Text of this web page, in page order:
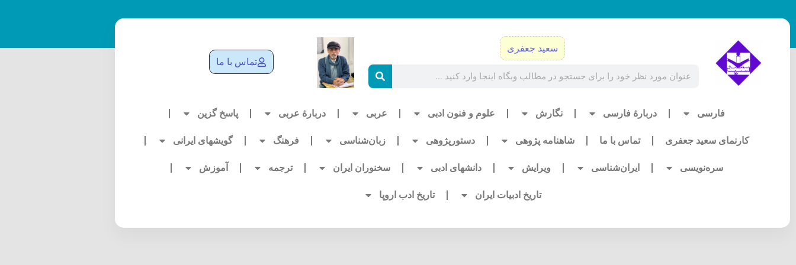
به
سعید جعفری
تماس با ما
فارسی دربارۀ فارسی نگارش علوم و فنون ادبی عربی دربارۀ عربی پاسخ گزین
کارنمای سعید جعفری تماس با ما شاهنامه پژوهی دستورپژوهی زبان‌شناسی فرهنگ گویشهای ایرانی
سره‌نویسی ایران‌شناسی ویرایش دانشهای ادبی سخنوران ایران ترجمه آموزش
تاریخ ادبیات ایران تاریخ ادب اروپا